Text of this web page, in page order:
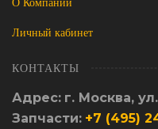
Личный кабинет
КОНТАКТЫ
Адрес: г. Москва,
Запчасти: +7 (495)